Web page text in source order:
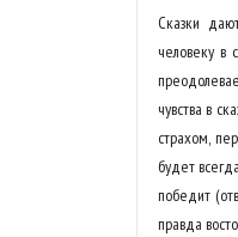
Сказки
человеку в
чувства в
страхом,
будет
победит
правда